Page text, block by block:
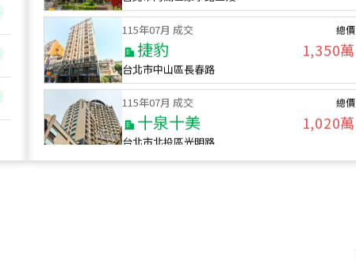
115年07月 成交
捷豹
台北市中山區長春路
總價
1,350萬
115年07月 成交
十泉十美
台北市北投區光明路
總價
1,020萬